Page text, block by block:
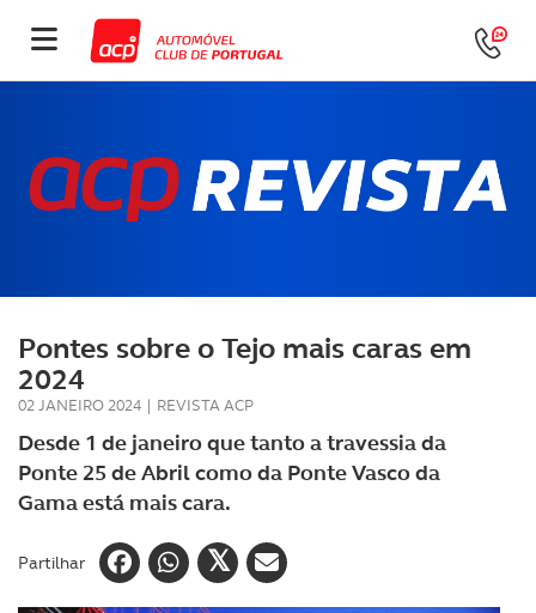
Pontes sobre o Tejo mais caras em
2024
02 JANEIRO 2024 | REVISTA ACP
Desde 1 de janeiro que tanto a travessia da
Ponte 25 de Abril como da Ponte Vasco da
Gama está mais cara.
Partilhar